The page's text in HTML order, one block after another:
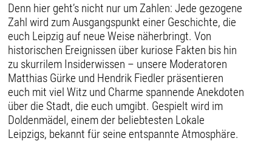
Denn hier geht’s nicht nur um Zahlen: Jede gezogene
Zahl wird zum Ausgangspunkt einer Geschichte, die
euch Leipzig auf neue Weise näherbringt. Von
historischen Ereignissen über kuriose Fakten bis hin
zu skurrilem Insiderwissen – unsere Moderatoren
Matthias Gürke und Hendrik Fiedler präsentieren
euch mit viel Witz und Charme spannende Anekdoten
über die Stadt, die euch umgibt. Gespielt wird im
Doldenmädel, einem der beliebtesten Lokale
Leipzigs, bekannt für seine entspannte Atmosphäre.